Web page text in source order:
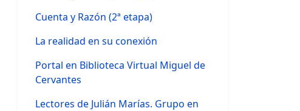
Cuenta y Razón (2ª etapa)
La realidad en su conexión
Portal en Biblioteca Virtual Miguel de
Cervantes
Lectores de Julián Marías. Grupo en